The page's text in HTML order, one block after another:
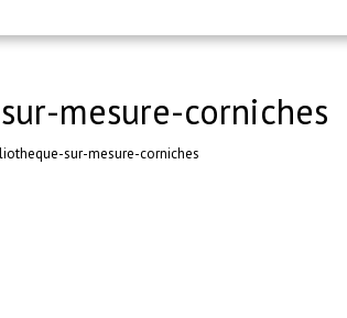
mesure-corniches
sur-mesure-corniches